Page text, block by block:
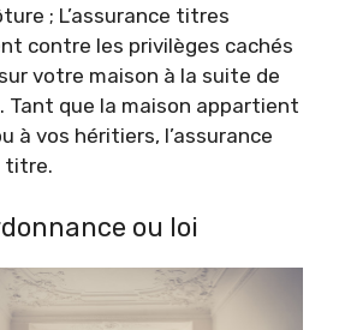
; L’assurance titres
contre les privilèges cachés
votre maison à la suite de
Tant que la maison appartient
à vos héritiers, l’assurance
titre.
ou loi